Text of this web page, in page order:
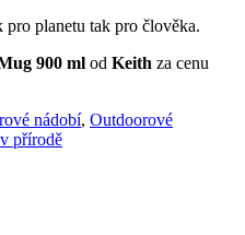
planetu tak pro člověka.
900 ml od Keith za cenu
nádobí, Outdoorové
přírodě